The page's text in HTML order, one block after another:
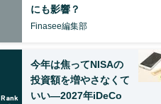
にも影響？
Finasee編集部
Rank
今年は焦ってNISAの
投資額を増やさなくて
いい―2027年iDeCo